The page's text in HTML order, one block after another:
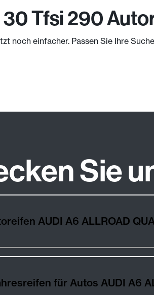
Tfsi 290
noch einfacher. Passen Sie Ihre
Sie
Wie wählt man die besten Autoreifen
Winter-,